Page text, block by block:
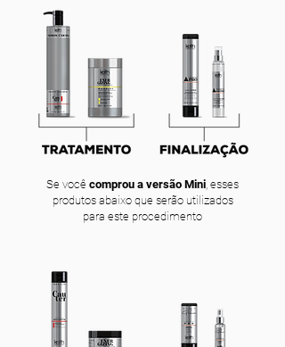
Se você comprou a versão Mini , esses
produtos abaixo que serão utilizados
para este procedimento